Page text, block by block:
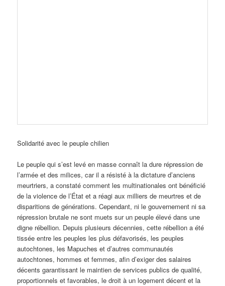
Solidarité avec le peuple chilien
Le peuple qui s’est levé en masse connaît la dure répression de
l’armée et des milices, car il a résisté à la dictature d’anciens
meurtriers, a constaté comment les multinationales ont bénéficié
de la violence de l’État et a réagi aux milliers de meurtres et de
disparitions de générations. Cependant, ni le gouvernement ni sa
répression brutale ne sont muets sur un peuple élevé dans une
digne rébellion. Depuis plusieurs décennies, cette rébellion a été
tissée entre les peuples les plus défavorisés, les peuples
autochtones, les Mapuches et d’autres communautés
autochtones, hommes et femmes, afin d’exiger des salaires
décents garantissant le maintien de services publics de qualité,
proportionnels et favorables, le droit à un logement décent et la